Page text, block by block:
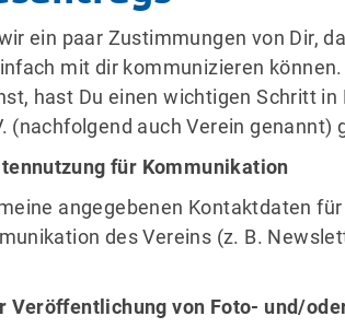
ein paar Zustimmungen von Dir,
mit dir kommunizieren
hast Du einen wichtigen Schritt
(nachfolgend auch Verein genannt)
für Kommunikation
angegebenen Kontaktdaten
des Vereins (z. B.
Veröffentlichung von Foto- und/